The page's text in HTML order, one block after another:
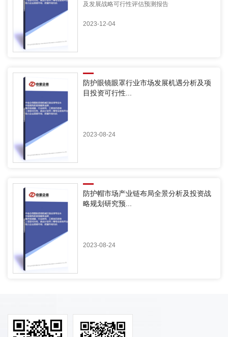
及发展战略可行性评估预测报告
2023-12-04
防护眼镜眼罩行业市场发展机遇分析及项
目投资可行性...
2023-08-24
防护帽市场产业链布局全景分析及投资战
略规划研究预...
2023-08-24